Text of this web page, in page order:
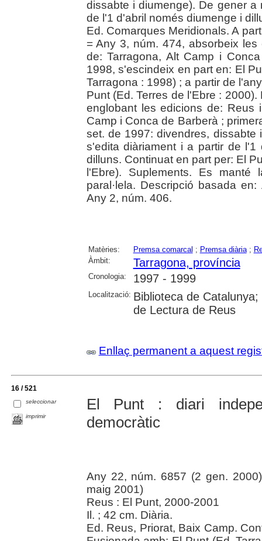
dissabte i diumenge). De gener
de l'1 d'abril només diumenge i
Ed. Comarques Meridionals. A
= Any 3, núm. 474, absorbeix
de: Tarragona, Alt Camp i
1998, s'escindeix en part en: El
Tarragona : 1998) ; a partir de
Punt (Ed. Terres de l'Ebre :
englobant les edicions de: Reus
Camp i Conca de Barberà ;
set. de 1997: divendres,
s'edita diàriament i a partir de
dilluns. Continuat en part per: El
l'Ebre). Suplements. Es manté
paral·lela. Descripció basada
Any 2, núm. 406.
Matèries: Premsa comarcal ; Premsa diària;
Àmbit:
Tarragona, província
Cronologia: 1997 - 1999
Localització: Biblioteca de
de Lectura de Reus
Enllaç permanent a aquest
16 / 521
seleccionar
imprimir
El Punt : diari
democràtic
Any 22, núm. 6857 (2 gen.
maig 2001)
Reus : El Punt, 2000-2001
Il. ; 42 cm. Diària.
Ed. Reus, Priorat, Baix Camp.